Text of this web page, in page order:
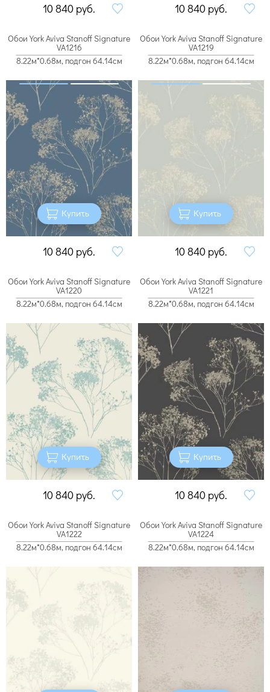
10 840 руб. 10 840 руб.
Обои York Aviva Stanoff Signature
VA1216
8.22м*0.68м, подгон 64.14см
Купить
10 840 руб.
Обои York Aviva Stanoff Signature
VA1219
8.22м*0.68м, подгон 64.14см
Купить
10 840 руб.
Обои York Aviva Stanoff Signature
VA1220
8.22м*0.68м, подгон 64.14см
Купить
10 840 руб.
Обои York Aviva Stanoff Signature
VA1221
8.22м*0.68м, подгон 64.14см
Купить
10 840 руб.
Обои York Aviva Stanoff Signature
VA1222
8.22м*0.68м, подгон 64.14см
Обои York Aviva Stanoff Signature
VA1224
8.22м*0.68м, подгон 64.14см